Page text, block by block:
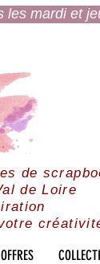
les mardi et
de
de Loire
OFFRES